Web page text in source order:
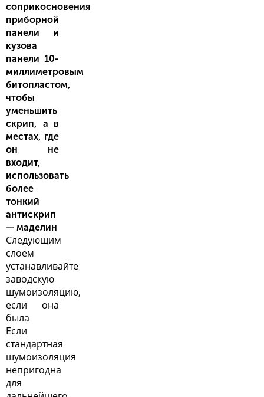
соприкосновения
приборной
панели и
кузова
панели 10-
миллиметровым
битопластом,
чтобы
уменьшить
скрип, а в
местах, где
он не
входит,
использовать
более
тонкий
антискрип
— маделин
Следующим
слоем
устанавливайте
заводскую
шумоизоляцию,
если она
была
Если
стандартная
шумоизоляция
непригодна
для